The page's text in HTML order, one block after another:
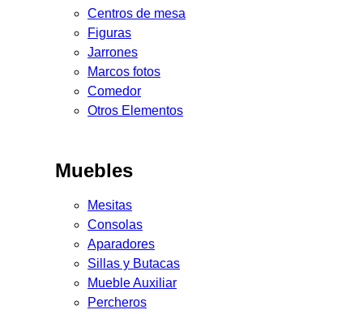
Centros de mesa
Figuras
Jarrones
Marcos fotos
Comedor
Otros Elementos
Muebles
Mesitas
Consolas
Aparadores
Sillas y Butacas
Mueble Auxiliar
Percheros